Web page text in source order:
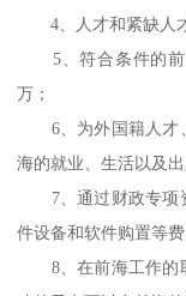
4、人才和紧缺人
5、符合条件的前
万；
6、为外国籍人才
海的就业、生活以及
7、通过财政专项
件设备和软件购置等费
8、在前海工作的取